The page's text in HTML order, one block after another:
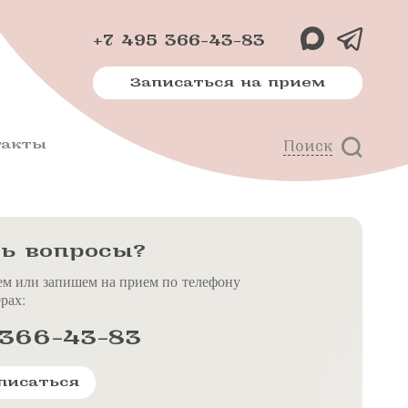
+7 495 366-43-83
Записаться на прием
Поиск
вопросы?
или запишем на прием по телефону
43-83